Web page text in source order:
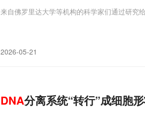
来自佛罗里达大学等机构的科学家们通过研究
2026-05-21
DNA分离系统“转行”成细胞